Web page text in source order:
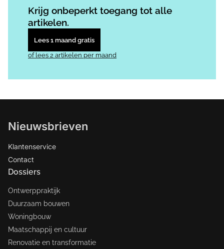
Krijg onbeperkt toegang tot alle
artikelen.
Lees 1 maand gratis
of lees 2 artikelen per maand
Nieuwsbrieven
Klantenservice
Contact
Dossiers
Ontwerppraktijk
Duurzaam bouwen
Woningbouw
Maatschappij en cultuur
Renovatie en transformatie